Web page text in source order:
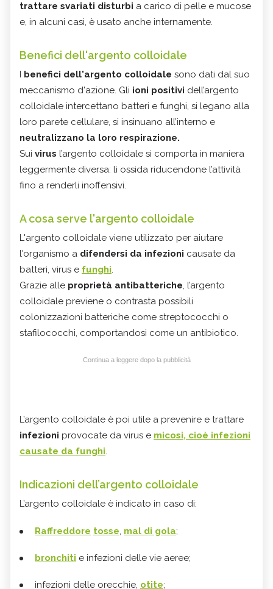
trattare svariati disturbi a carico di pelle e mucose
e, in alcuni casi, è usato anche internamente.
Benefici dell'argento colloidale
I benefici dell'argento colloidale sono dati dal suo
meccanismo d'azione. Gli ioni positivi dell’argento
colloidale intercettano batteri e funghi, si legano alla
loro parete cellulare, si insinuano all’interno e
neutralizzano la loro respirazione.
Sui virus l’argento colloidale si comporta in maniera
leggermente diversa: li ossida riducendone l’attività
fino a renderli inoffensivi.
A cosa serve l'argento colloidale
L'argento colloidale viene utilizzato per aiutare
l'organismo a difendersi da infezioni causate da
batteri, virus e funghi.
Grazie alle proprietà antibatteriche, l’argento
colloidale previene o contrasta possibili
colonizzazioni batteriche come streptococchi o
stafilococchi, comportandosi come un antibiotico.
Continua a leggere dopo la pubblicità
L’argento colloidale è poi utile a prevenire e trattare
infezioni provocate da virus e micosi, cioè infezioni
causate da funghi.
Indicazioni dell’argento colloidale
L’argento colloidale è indicato in caso di:
Raffreddore tosse, mal di gola;
bronchiti e infezioni delle vie aeree;
infezioni delle orecchie, otite;